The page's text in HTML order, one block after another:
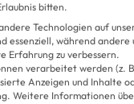
bitten.
Technologien auf
essenziell, während andere
Erfahrung zu verbessern.
verarbeitet werden (z.
Anzeigen und Inhalte
Weitere Informationen